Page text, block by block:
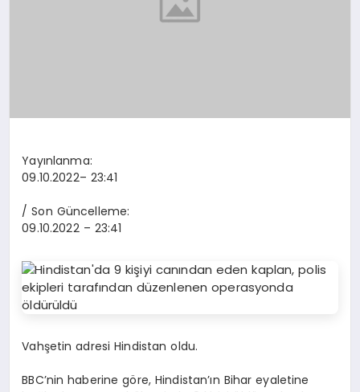
Yayınlanma:
09.10.2022– 23:41
/ Son Güncelleme:
09.10.2022– 23:41
Vahşetin adresi Hindistan oldu.
BBC’nin haberine göre, Hindistan’ın Bihar eyaletine